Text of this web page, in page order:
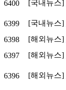
6400 [국내뉴스]
6399 [국내뉴스]
6398
[해외뉴스]
6397
[해외뉴스]
6396 [해외뉴스]